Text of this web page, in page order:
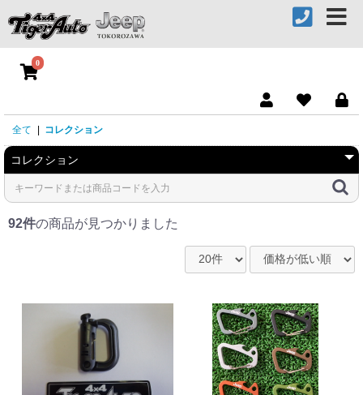
0
全て コレクション
92件の商品が見つかりました